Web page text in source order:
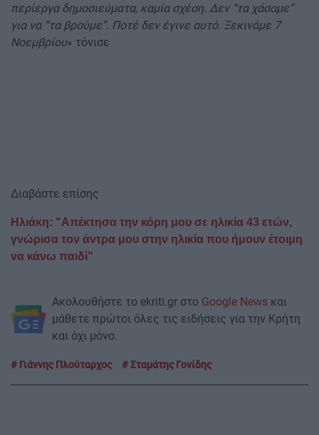
περίεργα δημοσιεύματα, καμία σχέση. Δεν “τα χάσαμε”
για να “τα βρούμε”. Ποτέ δεν έγινε αυτό. Ξεκινάμε 7
Νοεμβρίου» τόνισε
Διαβάστε επίσης
Ηλιάκη: "Απέκτησα την κόρη μου σε ηλικία 43 ετών,
γνώρισα τον άντρα μου στην ηλικία που ήμουν έτοιμη
να κάνω παιδί"
Ακολουθήστε το ekriti.gr στο Google News και
μάθετε πρώτοι όλες τις ειδήσεις για την Κρήτη
και όχι μόνο.
Γιάννης Πλούταρχος Σταμάτης Γονίδης